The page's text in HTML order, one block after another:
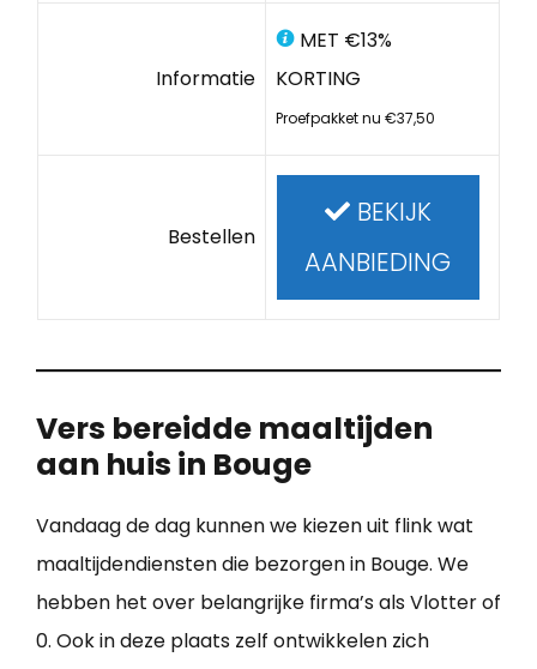
Informatie
MET €13%
KORTING
Proefpakket nu €37,50
Bestellen
BEKIJK
AANBIEDING
Vers bereidde maaltijden
aan huis in Bouge
Vandaag de dag kunnen we kiezen uit flink wat
maaltijdendiensten die bezorgen in Bouge. We
hebben het over belangrijke firma’s als Vlotter of
0. Ook in deze plaats zelf ontwikkelen zich